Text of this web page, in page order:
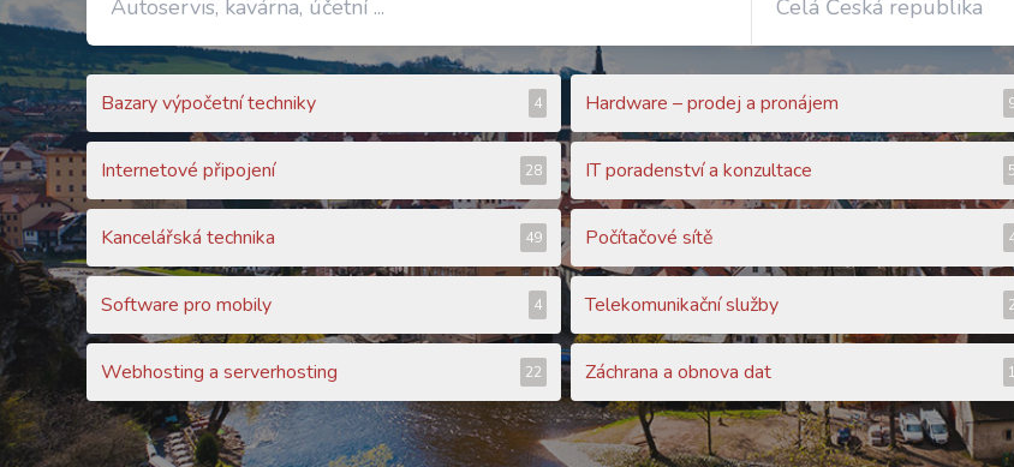
Bazary výpočetní techniky 4 Hardware – prodej a pronájem
Internetové připojení 28 IT poradenství a konzultace
Kancelářská technika 49 Počítačové sítě
Software pro mobily 4 Telekomunikační služby
Webhosting a serverhosting 22 Záchrana a obnova dat